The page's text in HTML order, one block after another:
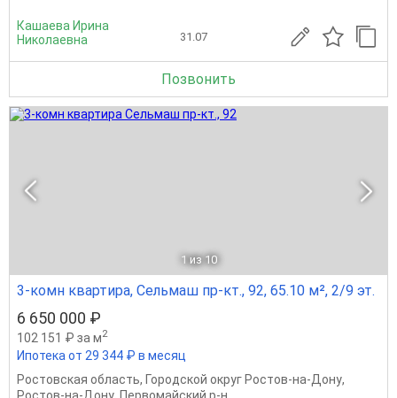
Кашаева Ирина
Николаевна
31.07
Позвонить
1 из 10
3-комн квартира, Сельмаш пр-кт., 92, 65.10 м², 2/9 эт.
6 650 000 ₽
102 151 ₽ за м2
Ипотека от 29 344 ₽ в месяц
Ростовская область, Городской округ Ростов-на-Дону,